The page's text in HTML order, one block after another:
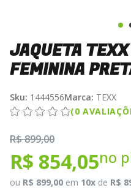
JAQUETA
FEMININA
Sku: 1444556Marca: TEXX
(0
R$ 899,00
R$ 854,05no
ou R$ 899,00 em 10x de R$